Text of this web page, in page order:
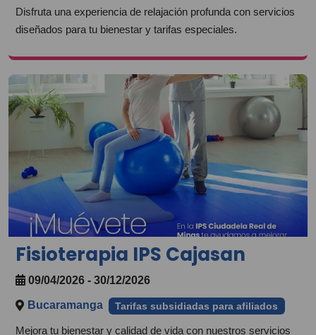
Disfruta una experiencia de relajación profunda con servicios
diseñados para tu bienestar y tarifas especiales.
Fisioterapia IPS Cajasan
09/04/2026 - 30/12/2026
Bucaramanga Tarifas subsidiadas para afiliados
Mejora tu bienestar y calidad de vida con nuestros servicios